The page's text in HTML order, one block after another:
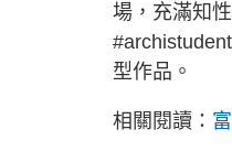
場，充滿知
型作品。
相關閱讀：